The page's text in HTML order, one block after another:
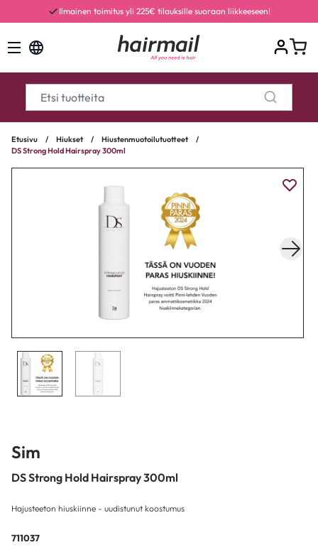
Ilmainen toimitus yli 225€ tilauksille suoraan liikkeeseen!
Etusivu / Hiukset / Hiustenmuotoilutuotteet
/
DS Strong Hold Hairspray 300ml
Sim
DS Strong Hold Hairspray 300ml
Hajusteeton hiuskiinne - uudistunut koostumus
711037